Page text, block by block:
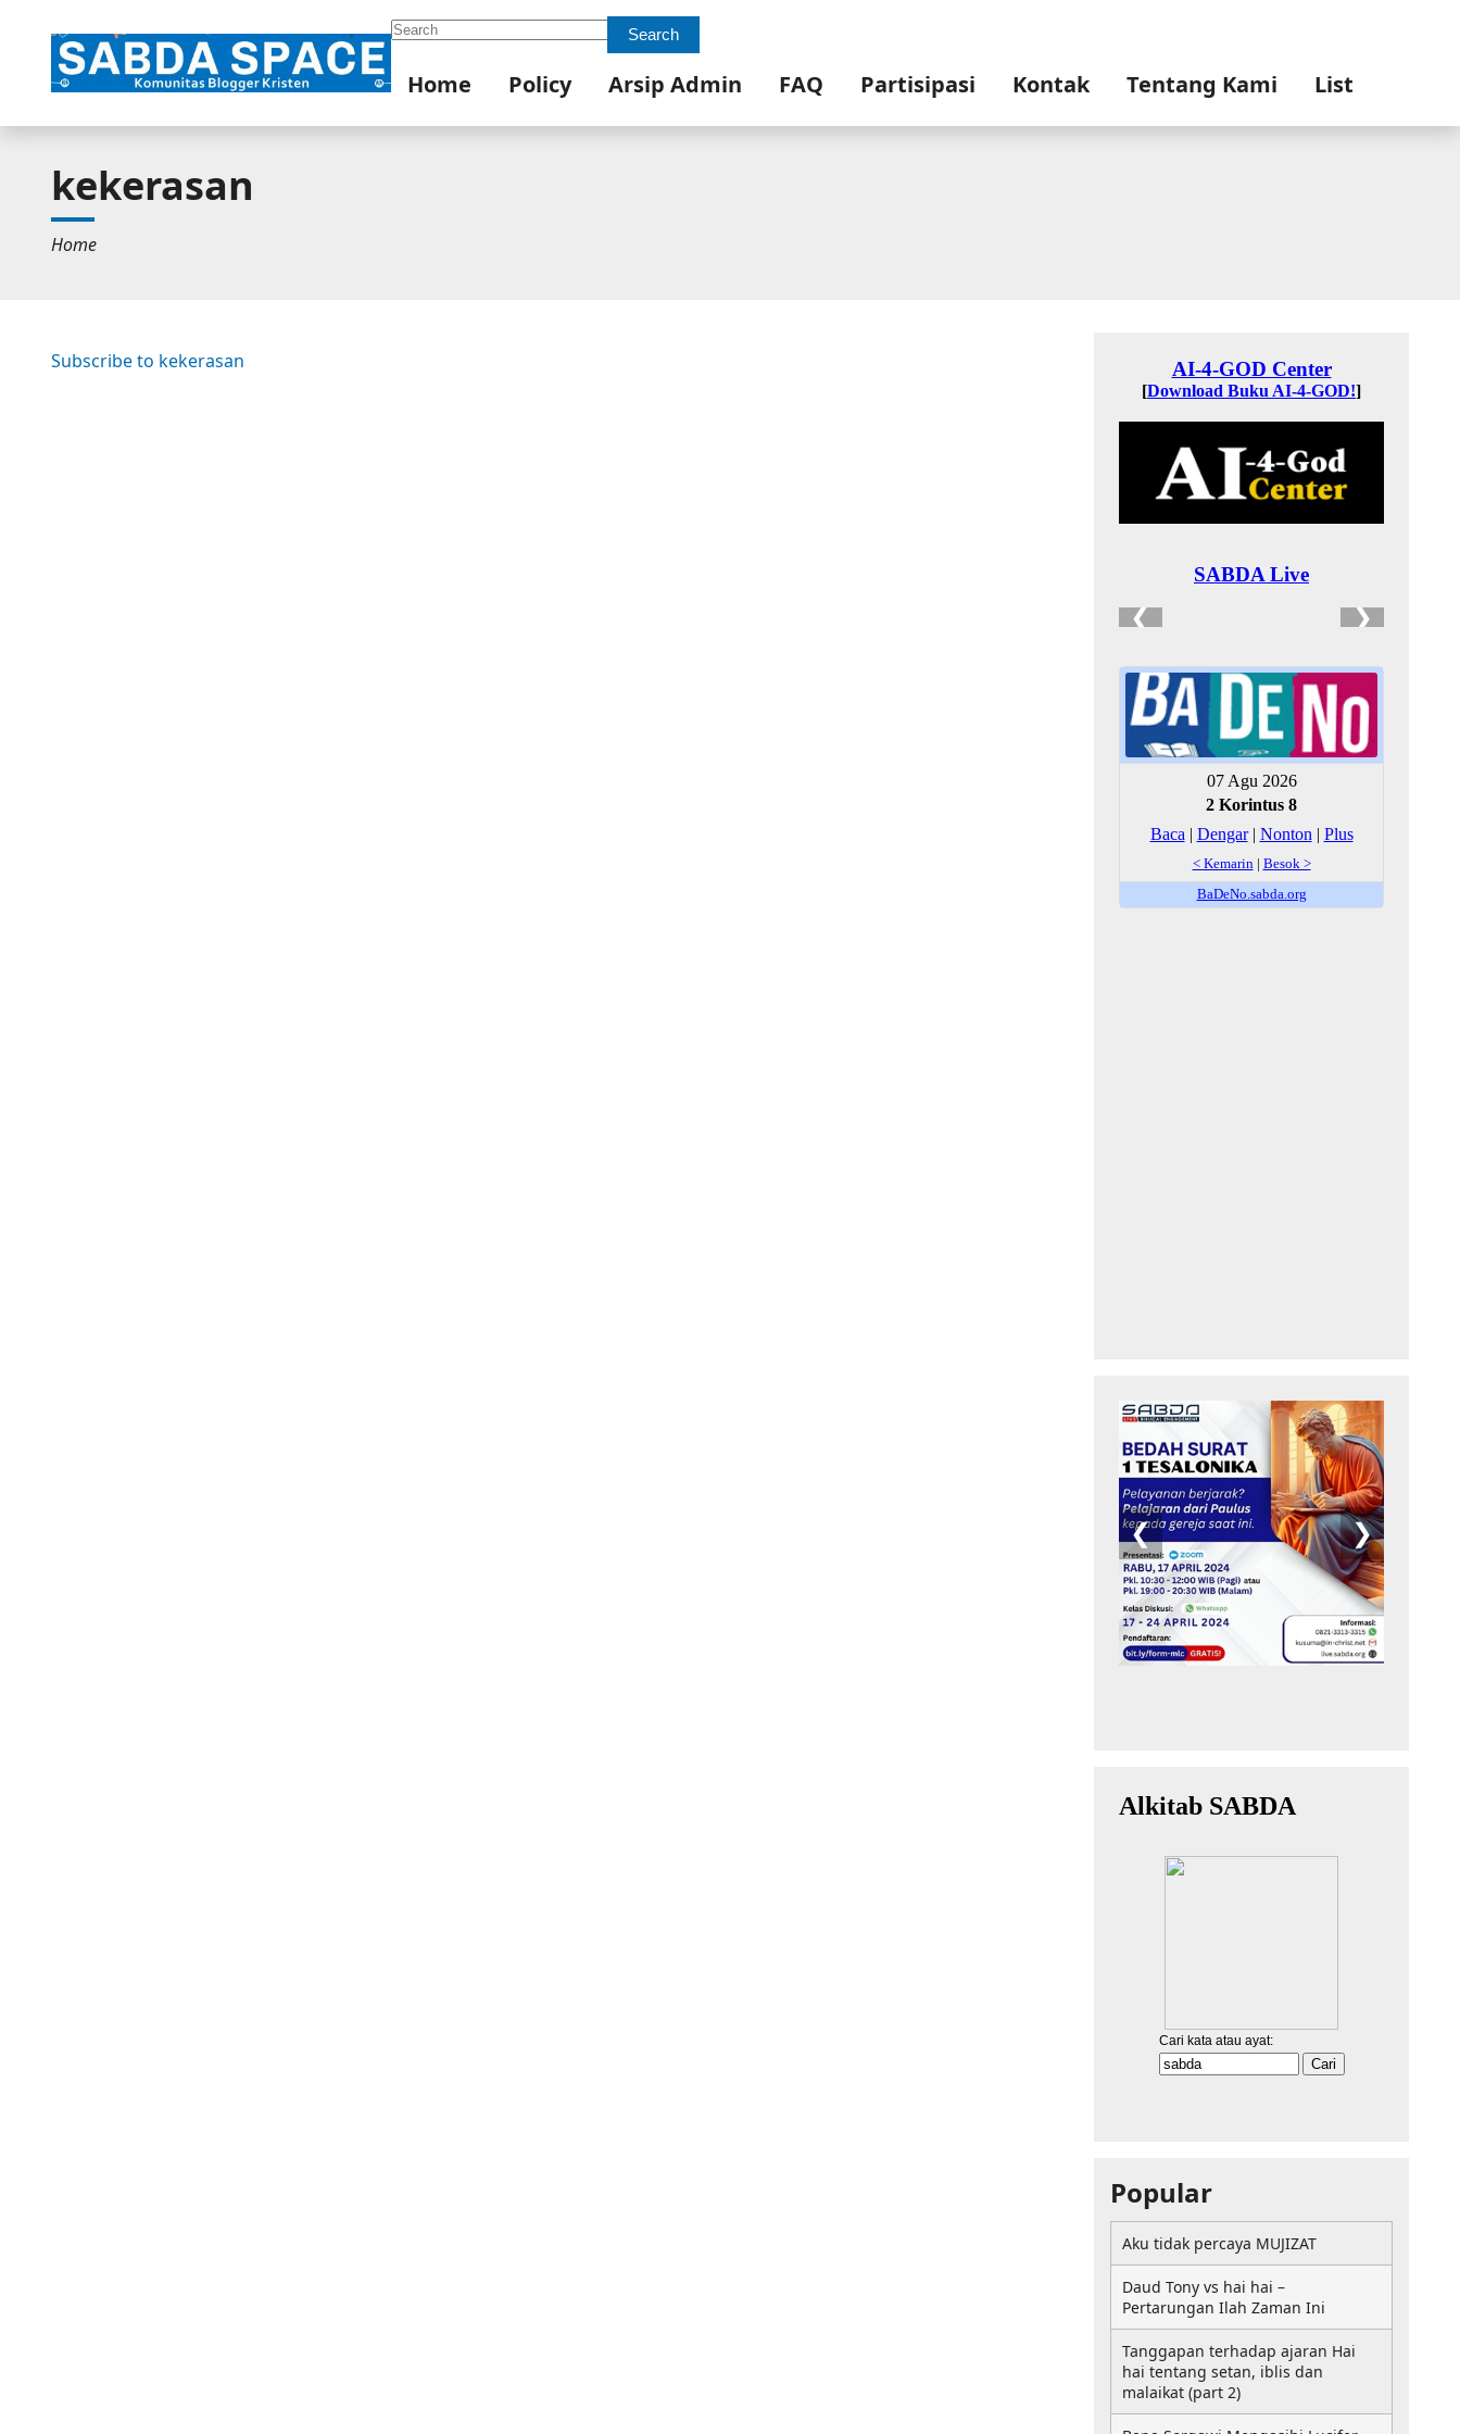
Search Search
Home Policy Arsip Admin FAQ Partisipasi Kontak Tentang Kami List
kekerasan
Home
Subscribe to kekerasan
Popular
Aku tidak percaya MUJIZAT
Daud Tony vs hai hai –
Pertarungan Ilah Zaman Ini
Tanggapan terhadap ajaran Hai
hai tentang setan, iblis dan
malaikat (part 2)